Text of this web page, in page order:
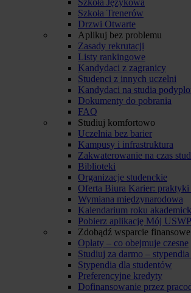
Szkoła Językowa
Szkoła Trenerów
Drzwi Otwarte
Aplikuj bez problemu
Zasady rekrutacji
Listy rankingowe
Kandydaci z zagranicy
Studenci z innych uczelni
Kandydaci na studia
Dokumenty do pobrania
FAQ
Studiuj komfortowo
Uczelnia bez barier
Kampusy i infrastruktura
Zakwaterowanie na czas
Biblioteki
Organizacje studenckie
Oferta Biura Karier: praktyki
Wymiana międzynarodowa
Kalendarium roku
Pobierz aplikację Mój
Zdobądź wsparcie finansowe
Opłaty – co obejmuje czesne
Studiuj za darmo –
Stypendia dla studentów
Preferencyjne kredyty
Dofinansowanie przez